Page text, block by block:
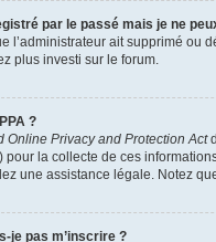
par le passé mais je ne
l’administrateur ait supprimé
plus investi sur le forum.
?
Online Privacy and Protection Act
pour la collecte de ces
une assistance légale. Notez
je pas m’inscrire ?